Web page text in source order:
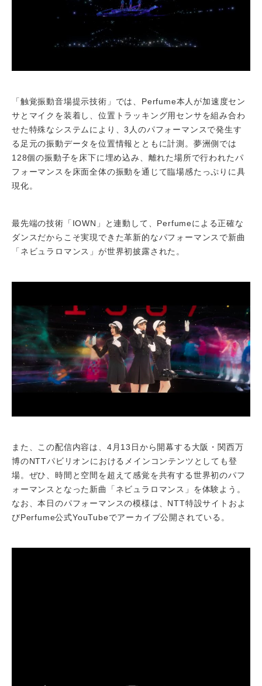
「触覚振動音場提示技術」では、Perfume本人が加速度セン
サとマイクを装着し、位置トラッキング用センサを組み合わ
せた特殊なシステムにより、3人のパフォーマンスで発生す
る足元の振動データを位置情報とともに計測。夢洲側では
128個の振動子を床下に埋め込み、離れた場所で行われたパ
フォーマンスを床面全体の振動を通じて臨場感たっぷりに具
現化。
最先端の技術「IOWN」と連動して、Perfumeによる正確な
ダンスだからこそ実現できた革新的なパフォーマンスで新曲
「ネビュラロマンス」が世界初披露された。
また、この配信内容は、4月13日から開幕する大阪・関西万
博のNTTパビリオンにおけるメインコンテンツとしても登
場。ぜひ、時間と空間を超えて感覚を共有する世界初のパフ
ォーマンスとなった新曲「ネビュラロマンス」を体験よう。
なお、本日のパフォーマンスの模様は、NTT特設サイトおよ
びPerfume公式YouTubeでアーカイブ公開されている。